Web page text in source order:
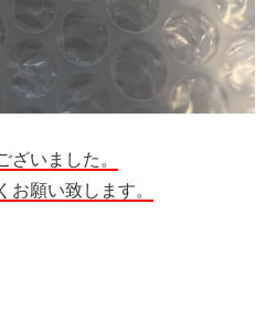
ざいました。
お願い致します。